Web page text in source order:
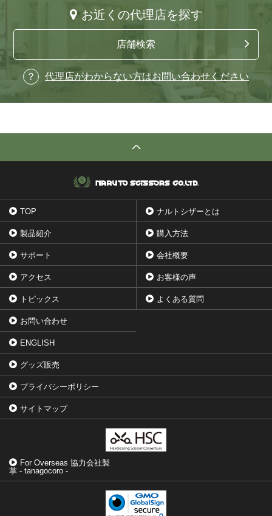
お近くの代理店を探す
店舗検索
代理店がわからない方はお問い合わせください
TOP ナルトシザーとは
製品紹介 購入方法
サポート 会社概要
アクセス お客様の声
トピックス よくある質問
お問い合わせ
ENGLISH
グッズ販売
プライバシーポリシー
サイトマップ
For Overseas 協力会社製
掌 - tanagocoro -